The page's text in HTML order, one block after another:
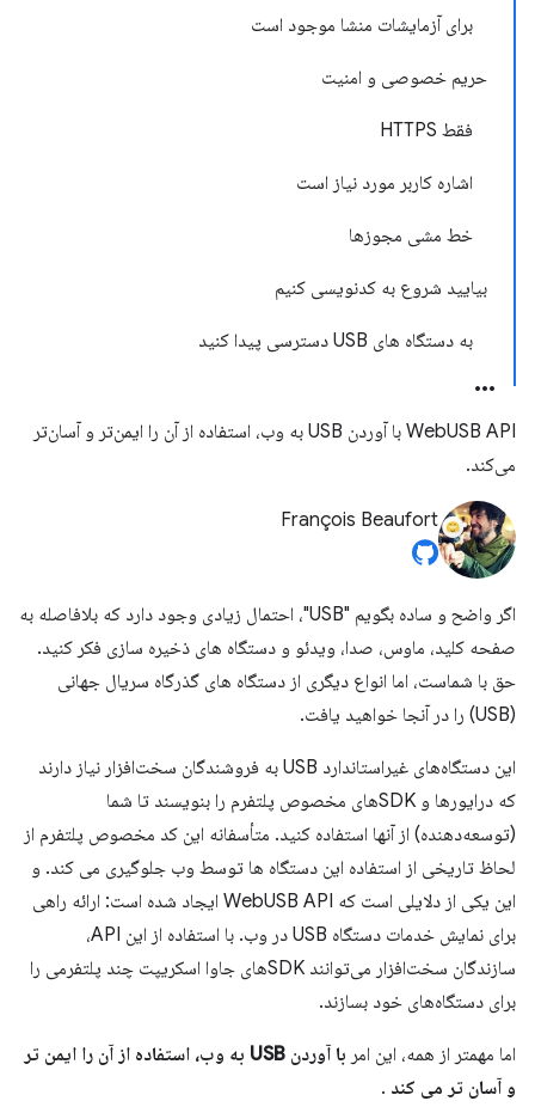
برای آزمایشات منشا موجود است
حریم خصوصی و امنیت
فقط HTTPS
اشاره کاربر مورد نیاز است
خط مشی مجوزها
بیایید شروع به کدنویسی کنیم
به دستگاه های USB دسترسی پیدا کنید
WebUSB API با آوردن USB به وب، استفاده از آن را ایمن‌تر و آسان‌تر
می‌کند.
François Beaufort
اگر واضح و ساده بگویم "USB"، احتمال زیادی وجود دارد که بلافاصله به
صفحه کلید، ماوس، صدا، ویدئو و دستگاه های ذخیره سازی فکر کنید.
حق با شماست، اما انواع دیگری از دستگاه های گذرگاه سریال جهانی
(USB) را در آنجا خواهید یافت.
این دستگاه‌های غیراستاندارد USB به فروشندگان سخت‌افزار نیاز دارند
که درایورها و SDK‌های مخصوص پلتفرم را بنویسند تا شما
(توسعه‌دهنده) از آنها استفاده کنید. متأسفانه این کد مخصوص پلتفرم از
لحاظ تاریخی از استفاده این دستگاه ها توسط وب جلوگیری می کند. و
این یکی از دلایلی است که WebUSB API ایجاد شده است: ارائه راهی
برای نمایش خدمات دستگاه USB در وب. با استفاده از این API،
سازندگان سخت‌افزار می‌توانند SDKهای جاوا اسکریپت چند پلتفرمی را
برای دستگاه‌های خود بسازند.
اما مهمتر از همه، این امر
با آوردن USB به وب، استفاده از آن را ایمن تر
و آسان تر می کند .